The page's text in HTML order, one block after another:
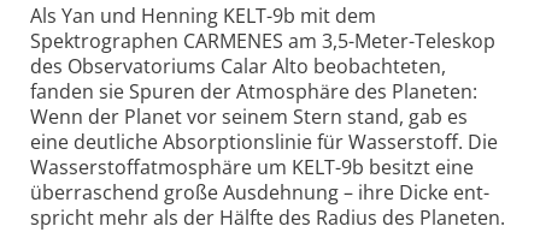
Als Yan und Henning KELT-9b mit dem
Spektrographen CARMENES am 3,5-Meter-Teleskop
des Obser­vato­riums Calar Alto beob­ach­teten,
fanden sie Spuren der Atmo­sphäre des Planeten:
Wenn der Planet vor seinem Stern stand, gab es
eine deut­liche Absorp­tions­linie für Wasser­stoff. Die
Wasser­stoff­atmo­sphäre um KELT-9b besitzt eine
über­raschend große Aus­deh­nung – ihre Dicke ent­
spricht mehr als der Hälfte des Radius des Planeten.